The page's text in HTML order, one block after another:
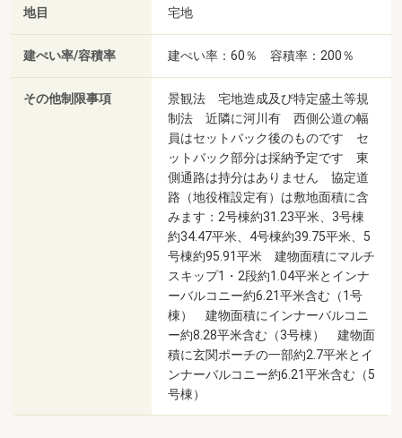
地目 宅地
建ぺい率/容積率 建ぺい率：60％ 容積率：200％
その他制限事項
景観法 宅地造成及び特定盛土等規
制法 近隣に河川有 西側公道の幅
員はセットバック後のものです セ
ットバック部分は採納予定です 東
側通路は持分はありません 協定道
路（地役権設定有）は敷地面積に含
みます：2号棟約31.23平米、3号棟
約34.47平米、4号棟約39.75平米、5
号棟約95.91平米 建物面積にマルチ
スキップ1・2段約1.04平米とインナ
ーバルコニー約6.21平米含む（1号
棟） 建物面積にインナーバルコニ
ー約8.28平米含む（3号棟） 建物面
積に玄関ポーチの一部約2.7平米とイ
ンナーバルコニー約6.21平米含む（5
号棟）